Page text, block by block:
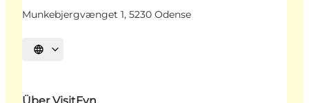
Munkebjergvænget 1, 5230 Odense
Sprache auswählen
Über VisitFyn